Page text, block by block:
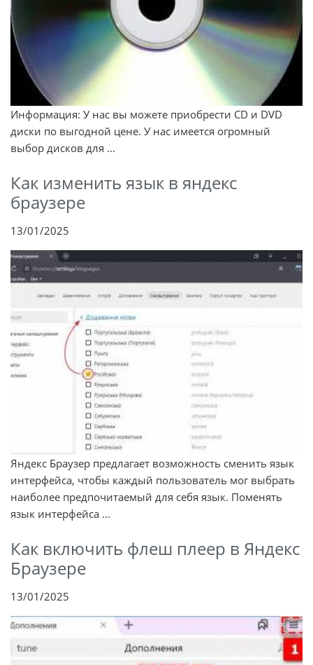
Информация: У нас вы можете приобрести CD и DVD
диски по выгодной цене. У нас имеется огромный
выбор дисков для ...
Как изменить язык в яндекс
браузере
13/01/2025
Яндекс Браузер предлагает возможность сменить язык
интерфейса, чтобы каждый пользователь мог выбрать
наиболее предпочитаемый для себя язык. Поменять
язык интерфейса ...
Как включить флеш плеер в Яндекс
Браузере
13/01/2025